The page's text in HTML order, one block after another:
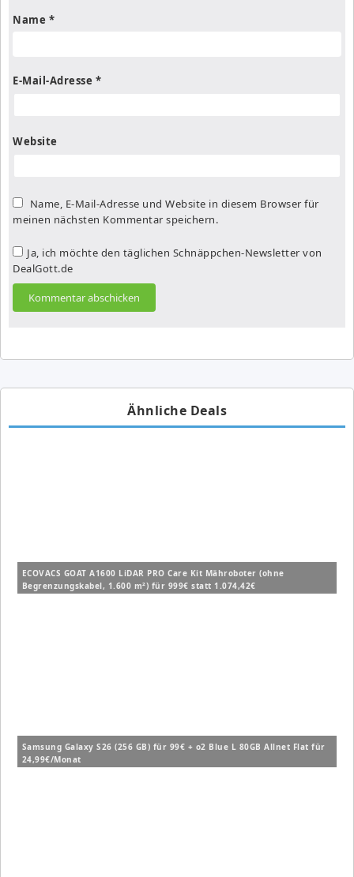
Name *
E-Mail-Adresse *
Website
Name, E-Mail-Adresse und Website in diesem Browser für
meinen nächsten Kommentar speichern.
Ja, ich möchte den täglichen Schnäppchen-Newsletter von
DealGott.de
Ähnliche Deals
ECOVACS GOAT A1600 LiDAR PRO Care Kit Mähroboter (ohne
Begrenzungskabel, 1.600 m²) für 999€ statt 1.074,42€
Samsung Galaxy S26 (256 GB) für 99€ + o2 Blue L 80GB Allnet Flat für
24,99€/Monat